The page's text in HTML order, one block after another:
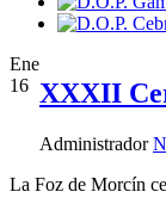
Ene
16 XXXII
Administrador
La Foz de Morcín